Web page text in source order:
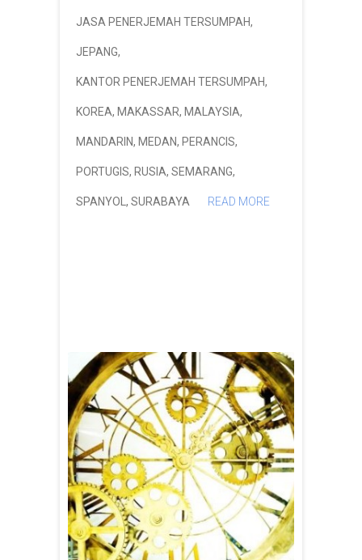
JASA PENERJEMAH TERSUMPAH,
JEPANG,
KANTOR PENERJEMAH TERSUMPAH,
KOREA, MAKASSAR, MALAYSIA,
MANDARIN, MEDAN, PERANCIS,
PORTUGIS, RUSIA, SEMARANG,
SPANYOL, SURABAYA READ MORE